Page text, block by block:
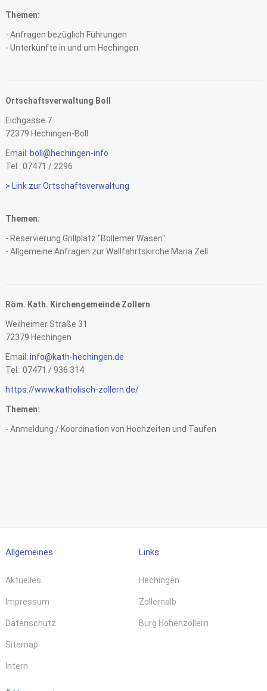
Themen:
- Anfragen bezüglich Führungen
- Unterkünfte in und um Hechingen
Ortschaftsverwaltung Boll
Eichgasse 7
72379 Hechingen-Boll
Email: boll@hechingen-info
Tel.: 07471 / 2296
> Link zur Ortschaftsverwaltung
Themen:
- Reservierung Grillplatz "Bollemer Wasen"
- Allgemeine Anfragen zur Wallfahrtskirche Maria Zell
Röm. Kath. Kirchengemeinde Zollern
Weilheimer Straße 31
72379 Hechingen
Email: info@kath-hechingen.de
Tel.: 07471 / 936 314
https://www.katholisch-zollern.de/
Themen:
- Anmeldung / Koordination von Hochzeiten und Taufen
Allgemeines
Aktuelles
Impressum
Datenschutz
Sitemap
Intern
Links
Hechingen
Zollernalb
Burg Hohenzollern